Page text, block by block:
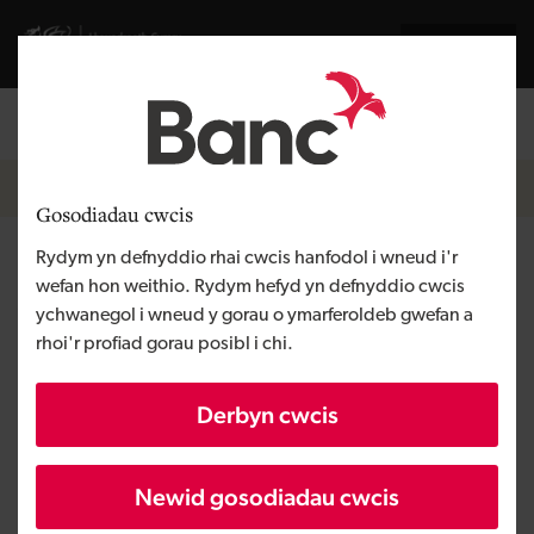
Gosodiadau cwcis
Rydym yn defnyddio rhai cwcis hanfodol i wneud i'r
wefan hon weithio. Rydym hefyd yn defnyddio cwcis
ychwanegol i wneud y gorau o ymarferoldeb gwefan a
rhoi'r profiad gorau posibl i chi.
Derbyn cwcis
Newid gosodiadau cwcis
TechAri, bancio perthynas a
benthyca i BBaCh